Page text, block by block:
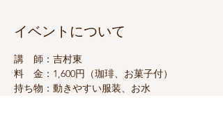
イベントについて
講　師：吉村東
料　金：1,600円（珈琲、お菓子付）
持ち物：動きやすい服装、お水